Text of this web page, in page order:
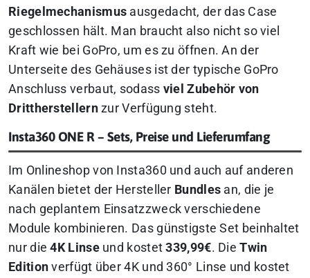
Riegelmechanismus ausgedacht, der das Case
geschlossen hält. Man braucht also nicht so viel
Kraft wie bei GoPro, um es zu öffnen. An der
Unterseite des Gehäuses ist der typische GoPro
Anschluss verbaut, sodass viel Zubehör von
Drittherstellernzur Verfügung steht.
Insta360 ONE R – Sets, Preise und Lieferumfang
Im Onlineshop von Insta360 und auch auf anderen
Kanälen bietet der Hersteller Bundles an, die je
nach geplantem Einsatzzweck verschiedene
Module kombinieren. Das günstigste Set beinhaltet
nur die4K Linseund kostet339,99€. DieTwin
Edition verfügt über 4K und 360° Linse und kostet